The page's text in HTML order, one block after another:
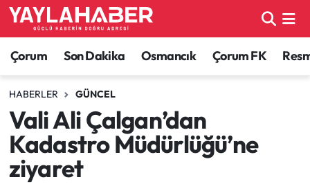
Çorum Son Dakika Osmancık Çorum FK
HABERLER GÜNCEL
Vali Ali Çalgan’dan
Kadastro Müdürlüğü’ne
ziyaret
Alaca Haberleri
Bayat Haberleri
Bilgi - Keşfet Haberleri
Bilim ve Teknoloji
Çorum Nöbetçi Eczaneler
Çorum Hava Durumu
Çorum Namaz Vakitleri
Çorum Trafik Yoğunluk Haritası